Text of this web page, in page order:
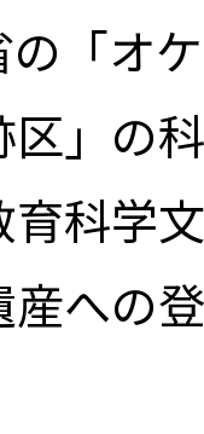
の「オ
区」の
育科学
産への